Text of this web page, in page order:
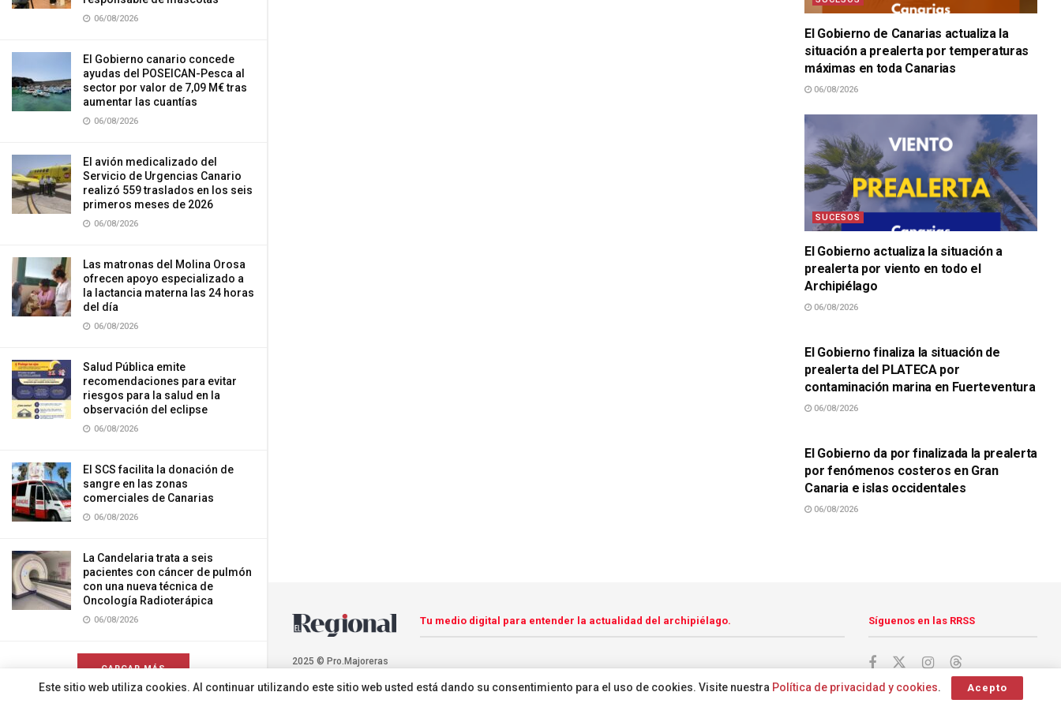
06/08/2026
El Gobierno canario concede
ayudas del POSEICAN-Pesca al
sector por valor de 7,09 M€ tras
aumentar las cuantías
06/08/2026
El avión medicalizado del
Servicio de Urgencias Canario
realizó 559 traslados en los seis
primeros meses de 2026
06/08/2026
Las matronas del Molina Orosa
ofrecen apoyo especializado a
la lactancia materna las 24 horas
del día
06/08/2026
Salud Pública emite
recomendaciones para evitar
riesgos para la salud en la
observación del eclipse
06/08/2026
El SCS facilita la donación de
sangre en las zonas
comerciales de Canarias
06/08/2026
La Candelaria trata a seis
pacientes con cáncer de pulmón
con una nueva técnica de
Oncología Radioterápica
06/08/2026
CARGAR MÁS
El Gobierno de Canarias actualiza la
situación a prealerta por temperaturas
máximas en toda Canarias
06/08/2026
SUCESOS
El Gobierno actualiza la situación a
prealerta por viento en todo el
Archipiélago
06/08/2026
El Gobierno finaliza la situación de
prealerta del PLATECA por
contaminación marina en Fuerteventura
06/08/2026
El Gobierno da por finalizada la prealerta
por fenómenos costeros en Gran
Canaria e islas occidentales
06/08/2026
2025 © Pro.Majoreras
Tu medio digital para entender la actualidad del archipiélago. Síguenos en las RRSS
Este sitio web utiliza cookies. Al continuar utilizando este sitio web usted está dando su consentimiento para el uso de cookies. Visite nuestra Política de privacidad y cookies. Acepto